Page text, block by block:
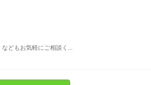
どもお気軽にご相談く...